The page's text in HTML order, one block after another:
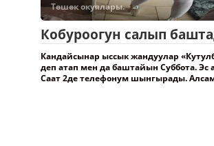
Төшөк окуялары.
Кобуроогун салып
Кандайсынар ыссык жандуулар
деп атап мен да баштайын Суббота. Эс
Саат 2де телефонум шынгырады.